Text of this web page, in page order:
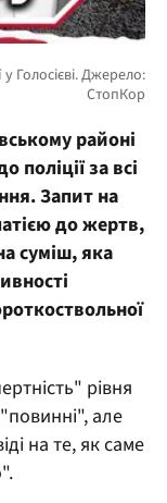
районі
поліції за всі
Запит на
до жертв,
суміш, яка
рівня
але
на те, як саме